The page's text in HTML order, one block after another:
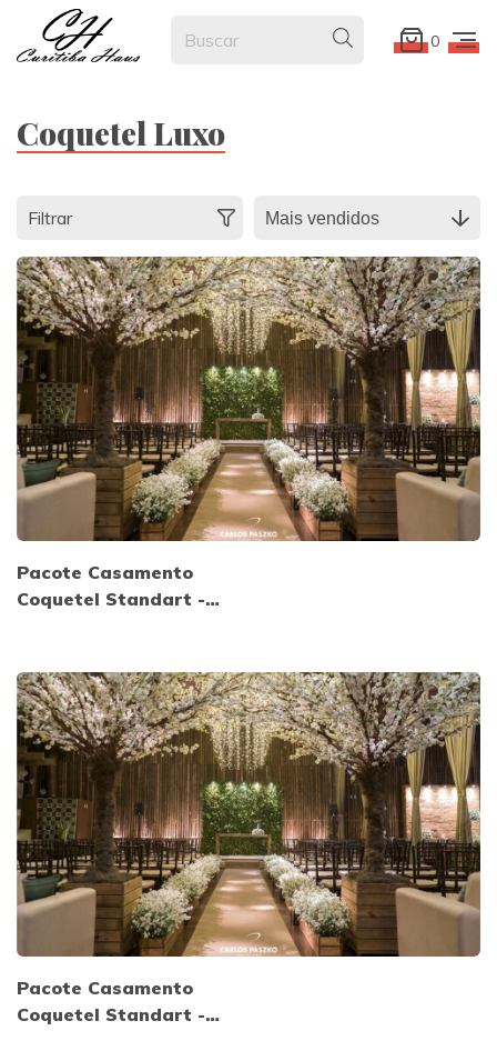
0
Coquetel Luxo
Filtrar
Pacote Casamento
Coquetel Standart -
Pacote Casamento
Coquetel Standart -